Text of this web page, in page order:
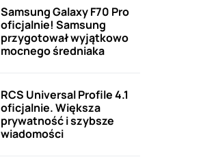
Samsung Galaxy F70 Pro
oficjalnie! Samsung
przygotował wyjątkowo
mocnego średniaka
RCS Universal Profile 4.1
oficjalnie. Większa
prywatność i szybsze
wiadomości